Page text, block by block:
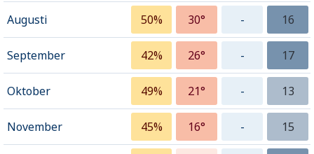
Augusti 50% 30° - 16
September 42% 26° - 17
Oktober 49% 21° - 13
November 45% 16° - 15